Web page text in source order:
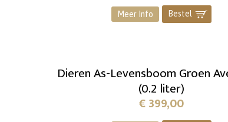
Meer Info Bestel ]
Dieren As-Levensboom Groen
(0.2 liter)
€399,00